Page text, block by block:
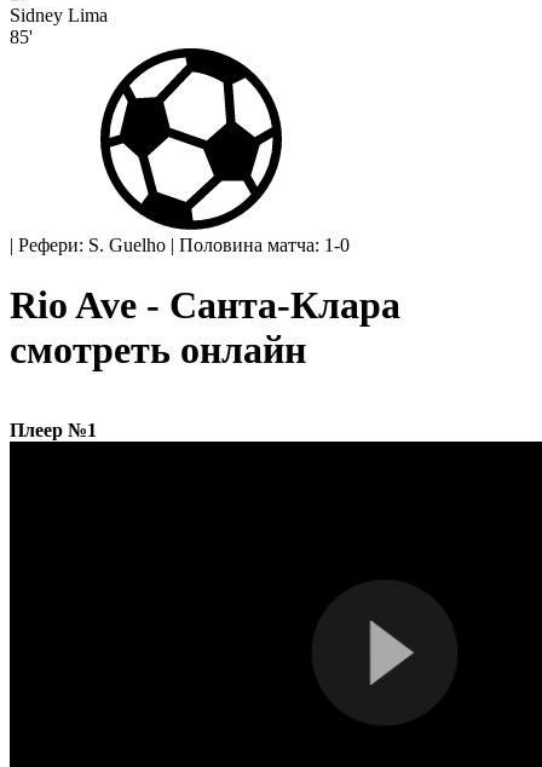
Sidney Lima
85'
| Рефери: S. Guelho | Половина матча: 1-0
Rio Ave - Санта-Клара
смотреть онлайн
Плеер №1